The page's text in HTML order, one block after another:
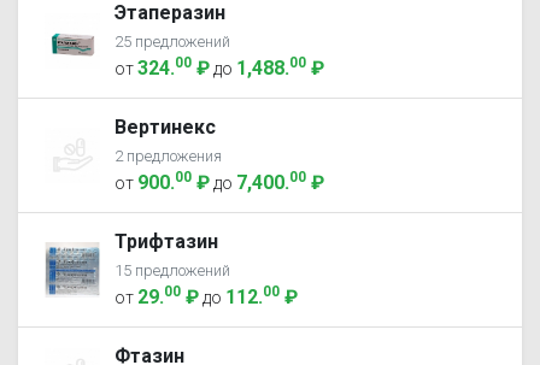
Этаперазин
25 предложений
от324.00 ₽ до 1,488.00 ₽
Вертинекс
2 предложения
от 900.00 ₽ до 7,400.00 ₽
Трифтазин
15 предложений
от 29.00 ₽ до 112.00 ₽
Фтазин